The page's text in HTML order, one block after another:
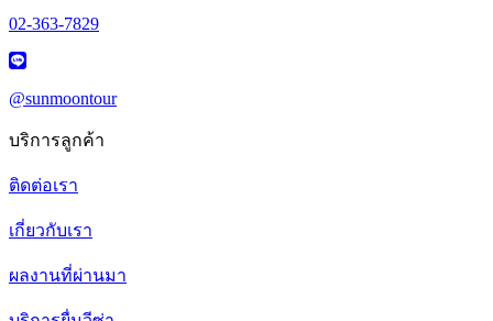
02-363-7829
@sunmoontour
บริการลูกค้า
ติดต่อเรา
เกี่ยวกับเรา
ผลงานที่ผ่านมา